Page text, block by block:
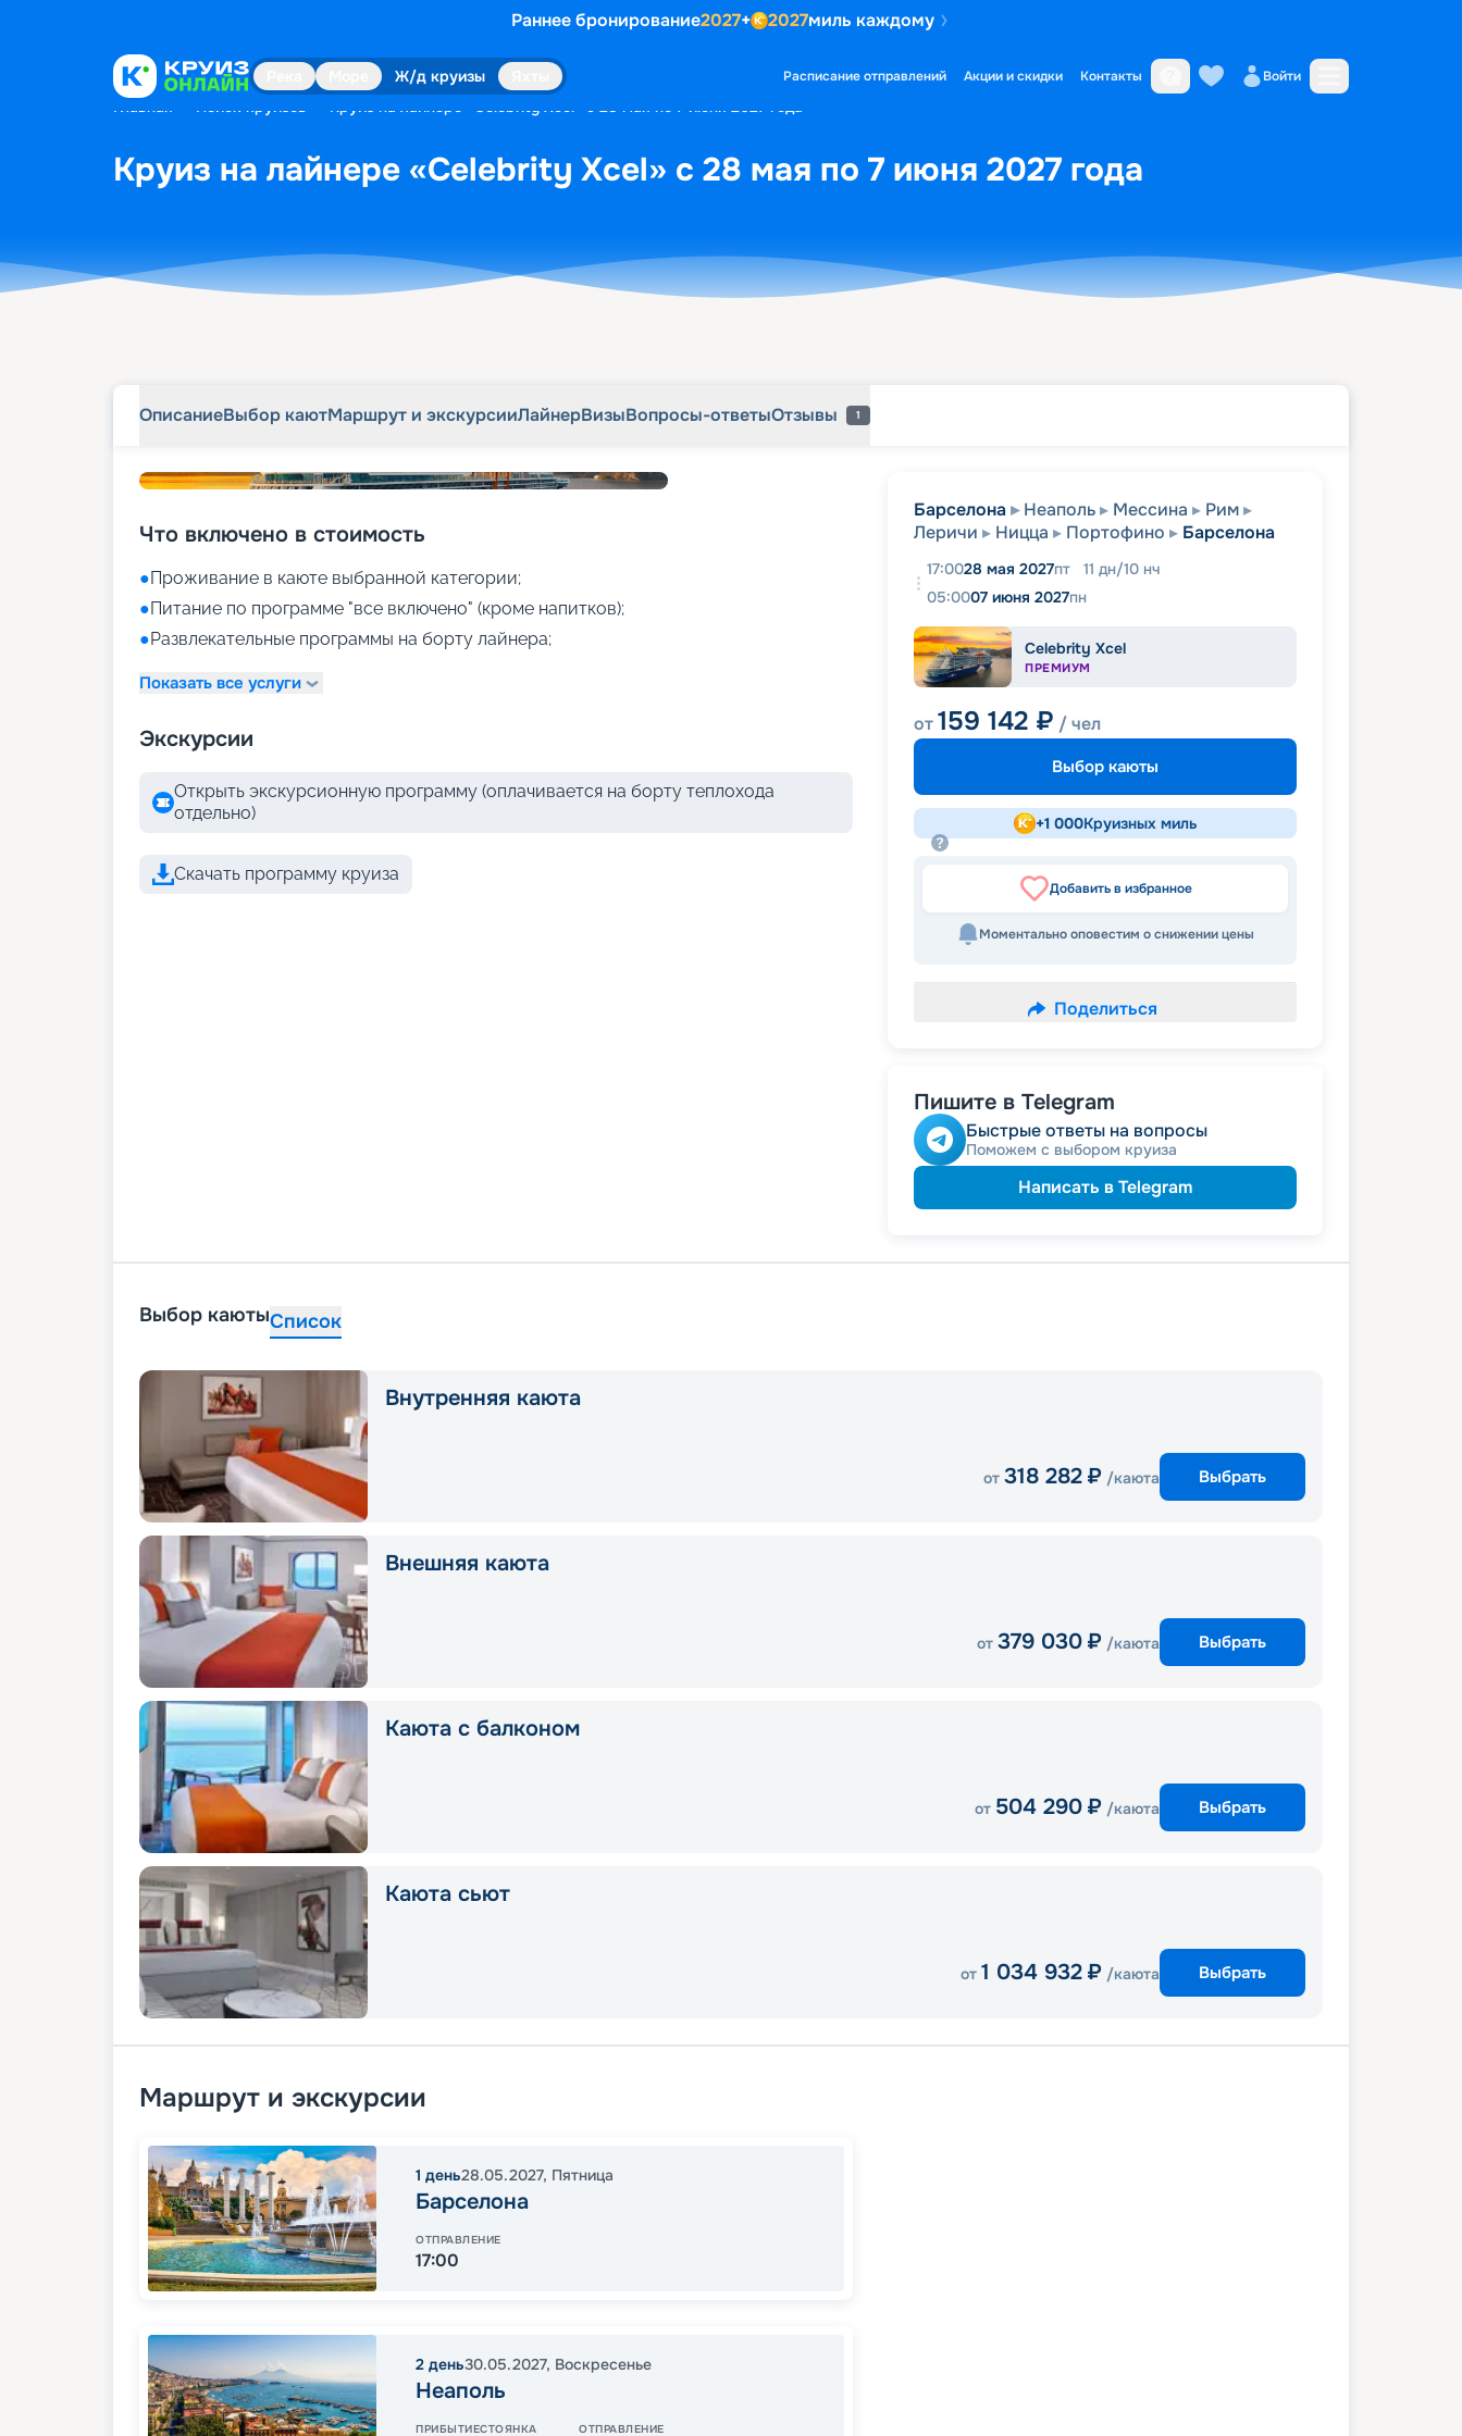
Раннее бронирование2027+ 2027миль каждому
Ж/д круизы Расписание отправлений Акции и скидки Контакты Войти
Главная Поиск круизов Круиз на лайнере «Celebrity Xcel» с 28 мая по 7 июня 2027 года
Круиз на лайнере «Celebrity Xcel» с 28 мая по 7 июня 2027 года
ОписаниеВыбор каютМаршрут и экскурсииЛайнерВизыВопросы-ответыОтзывы 1
Что включено в стоимость
●Проживание в каюте выбранной категории;
●Питание по программе "все включено" (кроме напитков);
●Развлекательные программы на борту лайнера;
Показать все услуги
Экскурсии
Открыть экскурсионную программу (оплачивается на борту теплохода
отдельно)
Скачать программу круиза
Барселона Неаполь Мессина
Рим
Леричи
Ницца Портофино Барселона
17:0028 мая 2027пт 11 дн/10 нч
05:0007 июня 2027пн
Celebrity Xcel
ПРЕМИУМ
от159 142 ₽ / чел
Выбор каюты
+1 000Круизных миль
Добавить в избранное
Моментально оповестим о снижении цены
Поделиться
Пишите в Telegram
Быстрые ответы на вопросы
Поможем с выбором круиза
Написать в Telegram
Выбор каютыСписок
Внутренняя каюта
от 318 282 ₽ /каюта Выбрать
Внешняя каюта
от 379 030 ₽ /каюта Выбрать
Каюта с балконом
от 504 290 ₽ /каюта Выбрать
Каюта сьют
от 1 034 932 ₽ /каюта Выбрать
Маршрут и экскурсии
1 день28.05.2027, Пятница
Барселона
ОТПРАВЛЕНИЕ
17:00
2 день30.05.2027, Воскресенье
Неаполь
ПРИБЫТИЕСТОЯНКА ОТПРАВЛЕНИЕ